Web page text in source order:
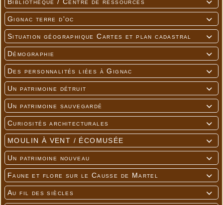


Gignac terre d'oc

Situation géographique Cartes et plan cadastral

Démographie

Des personnalités liées à Gignac

Un patrimoine détruit

Un patrimoine sauvegardé

Curiosités architecturales

MOULIN À VENT / ÉCOMUSÉE

Un patrimoine nouveau

Faune et flore sur le Causse de Martel

Au fil des siècles